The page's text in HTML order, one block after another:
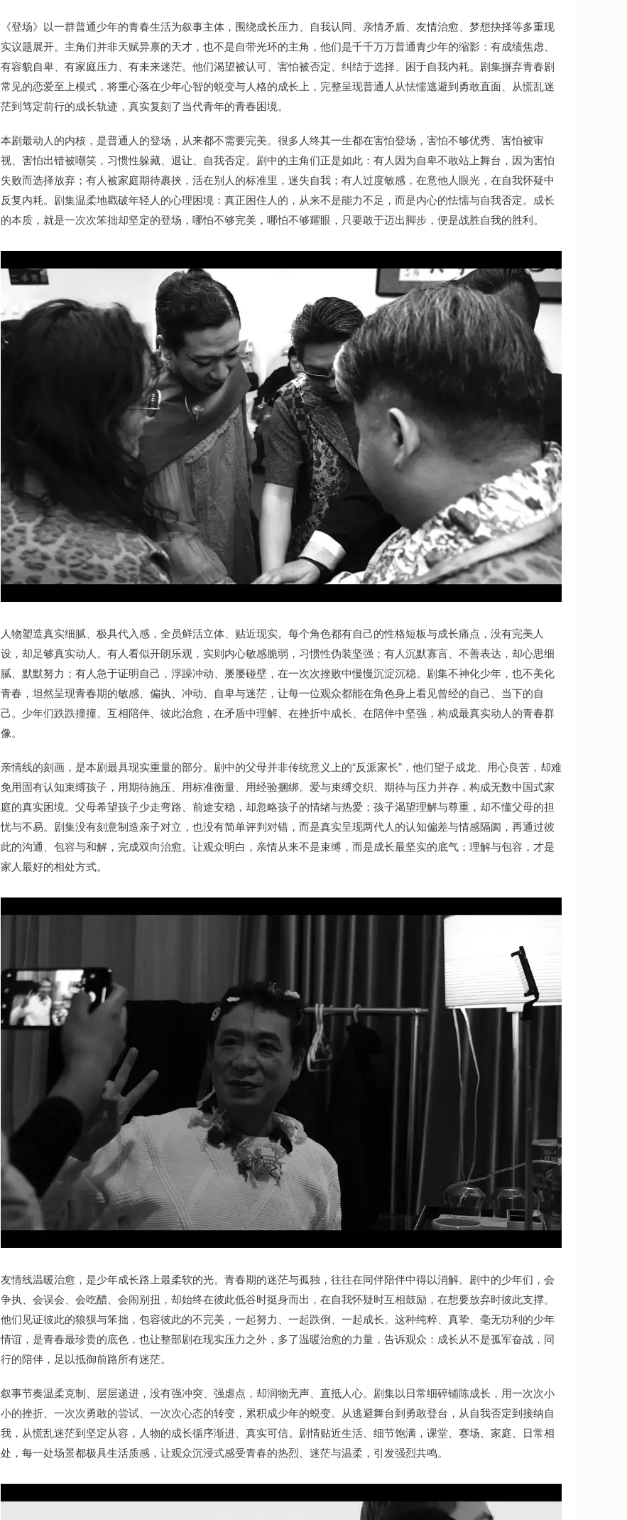
《登场》以一群普通少年的青春生活为叙事主体，围绕成长压力、自我认同、亲情矛盾、友情治愈、梦想抉择等多重现
实议题展开。主角们并非天赋异禀的天才，也不是自带光环的主角，他们是千千万万普通青少年的缩影：有成绩焦虑、
有容貌自卑、有家庭压力、有未来迷茫。他们渴望被认可、害怕被否定、纠结于选择、困于自我内耗。剧集摒弃青春剧
常见的恋爱至上模式，将重心落在少年心智的蜕变与人格的成长上，完整呈现普通人从怯懦逃避到勇敢直面、从慌乱迷
茫到笃定前行的成长轨迹，真实复刻了当代青年的青春困境。
本剧最动人的内核，是普通人的登场，从来都不需要完美。很多人终其一生都在害怕登场，害怕不够优秀、害怕被审
视、害怕出错被嘲笑，习惯性躲藏、退让、自我否定。剧中的主角们正是如此：有人因为自卑不敢站上舞台，因为害怕
失败而选择放弃；有人被家庭期待裹挟，活在别人的标准里，迷失自我；有人过度敏感，在意他人眼光，在自我怀疑中
反复内耗。剧集温柔地戳破年轻人的心理困境：真正困住人的，从来不是能力不足，而是内心的怯懦与自我否定。成长
的本质，就是一次次笨拙却坚定的登场，哪怕不够完美，哪怕不够耀眼，只要敢于迈出脚步，便是战胜自我的胜利。
人物塑造真实细腻、极具代入感，全员鲜活立体、贴近现实。每个角色都有自己的性格短板与成长痛点，没有完美人
设，却足够真实动人。有人看似开朗乐观，实则内心敏感脆弱，习惯性伪装坚强；有人沉默寡言、不善表达，却心思细
腻、默默努力；有人急于证明自己，浮躁冲动、屡屡碰壁，在一次次挫败中慢慢沉淀沉稳。剧集不神化少年，也不美化
青春，坦然呈现青春期的敏感、偏执、冲动、自卑与迷茫，让每一位观众都能在角色身上看见曾经的自己、当下的自
己。少年们跌跌撞撞、互相陪伴、彼此治愈，在矛盾中理解、在挫折中成长、在陪伴中坚强，构成最真实动人的青春群
像。
亲情线的刻画，是本剧最具现实重量的部分。剧中的父母并非传统意义上的“反派家长”，他们望子成龙、用心良苦，却难
免用固有认知束缚孩子，用期待施压、用标准衡量、用经验捆绑。爱与束缚交织、期待与压力并存，构成无数中国式家
庭的真实困境。父母希望孩子少走弯路、前途安稳，却忽略孩子的情绪与热爱；孩子渴望理解与尊重，却不懂父母的担
忧与不易。剧集没有刻意制造亲子对立，也没有简单评判对错，而是真实呈现两代人的认知偏差与情感隔阂，再通过彼
此的沟通、包容与和解，完成双向治愈。让观众明白，亲情从来不是束缚，而是成长最坚实的底气；理解与包容，才是
家人最好的相处方式。
友情线温暖治愈，是少年成长路上最柔软的光。青春期的迷茫与孤独，往往在同伴陪伴中得以消解。剧中的少年们，会
争执、会误会、会吃醋、会闹别扭，却始终在彼此低谷时挺身而出，在自我怀疑时互相鼓励，在想要放弃时彼此支撑。
他们见证彼此的狼狈与笨拙，包容彼此的不完美，一起努力、一起跌倒、一起成长。这种纯粹、真挚、毫无功利的少年
情谊，是青春最珍贵的底色，也让整部剧在现实压力之外，多了温暖治愈的力量，告诉观众：成长从不是孤军奋战，同
行的陪伴，足以抵御前路所有迷茫。
叙事节奏温柔克制、层层递进，没有强冲突、强虐点，却润物无声、直抵人心。剧集以日常细碎铺陈成长，用一次次小
小的挫折、一次次勇敢的尝试、一次次心态的转变，累积成少年的蜕变。从逃避舞台到勇敢登台，从自我否定到接纳自
我，从慌乱迷茫到坚定从容，人物的成长循序渐进、真实可信。剧情贴近生活、细节饱满，课堂、赛场、家庭、日常相
处，每一处场景都极具生活质感，让观众沉浸式感受青春的热烈、迷茫与温柔，引发强烈共鸣。